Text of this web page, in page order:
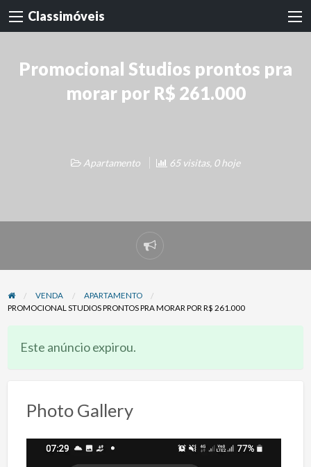
Classimóveis
Promocional Studios prontos pra
morar por R$ 261.000
Apartamento 65 visitas, 0 hoje
Denunciar
problema
VENDA
APARTAMENTO
PROMOCIONAL STUDIOS PRONTOS PRA MORAR POR R$ 261.000
Este anúncio expirou.
Photo Gallery